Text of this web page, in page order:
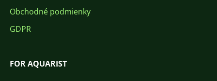
Obchodné podmienky
GDPR
FOR AQUARIST